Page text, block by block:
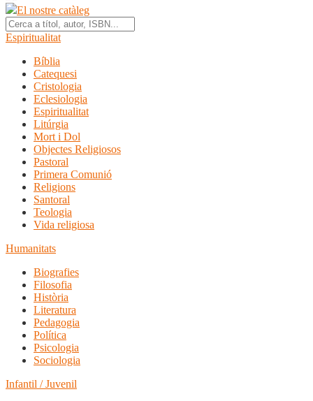
El nostre catàleg
Espiritualitat
Bíblia
Catequesi
Cristologia
Eclesiologia
Espiritualitat
Litúrgia
Mort i Dol
Objectes Religiosos
Pastoral
Primera Comunió
Religions
Santoral
Teologia
Vida religiosa
Humanitats
Biografies
Filosofia
Història
Literatura
Pedagogia
Política
Psicologia
Sociologia
Infantil / Juvenil